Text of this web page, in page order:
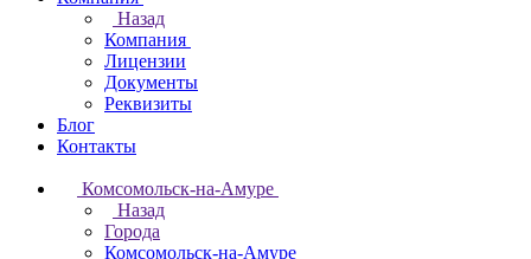
Назад
Компания
Лицензии
Документы
Реквизиты
Блог
Контакты
Комсомольск-на-Амуре
Назад
Города
Комсомольск-на-Амуре